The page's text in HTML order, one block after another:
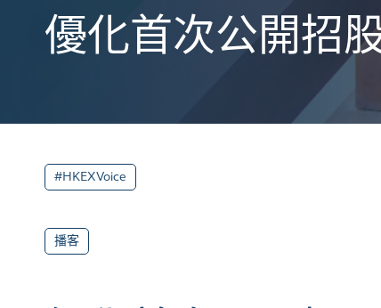
優化首次公開招
#HKEXVoice
播客